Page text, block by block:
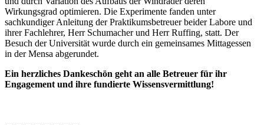
Wirkungsgrad optimieren. Die Experimente fanden unter
sachkundiger Anleitung der Praktikumsbetreuer beider Labore und
ihrer Fachlehrer, Herr Schumacher und Herr Ruffing, statt. Der
Besuch der Universität wurde durch ein gemeinsames Mittagessen
in der Mensa abgerundet.
Ein herzliches Dankeschön geht an alle Betreuer für ihr
Engagement und ihre fundierte Wissensvermittlung!